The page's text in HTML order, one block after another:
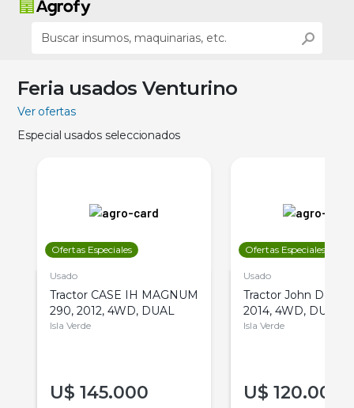
Feria usados Venturino
Ver ofertas
Especial usados seleccionados
Ofertas Especiales
Usado
Tractor CASE IH MAGNUM
290, 2012, 4WD, DUAL
Isla Verde
U$ 145.000
Ofertas Especiales
Usado
Tractor John Deere
2014, 4WD, DUAL
Isla Verde
U$ 120.000